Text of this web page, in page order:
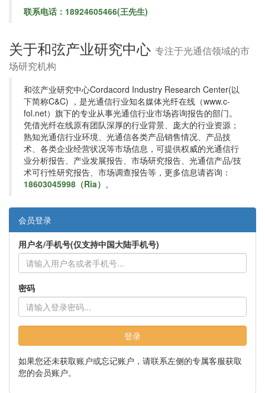
联系电话：18924605466(王先生)
关于和弦产业研究中心 专注于光通信领域的市
场研究机构
和弦产业研究中心Cordacord Industry Research Center(以
下简称C&C) ，是光通信行业知名媒体光纤在线（www.c-
fol.net）旗下的专业从事光通信行业市场咨询报告的部门。
凭借光纤在线原有团队深厚的行业背景、庞大的行业资源；
熟知光通信行业环境、光通信各类产品销售情况、产品技
术、各类企业经营状况等市场信息，可提供权威的光通信行
业分析报告、产业发展报告、市场研究报告、光通信产品/技
术可行性研究报告、市场调查报告等，更多信息请咨询：
18603045998（Ria） 。
会员登录
用户名/手机号(仅支持中国大陆手机号)
密码
登录
如果您还未获取账户或忘记账户，请联系左侧的专属客服获取
您的会员账户。